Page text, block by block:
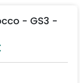
- GS3 -